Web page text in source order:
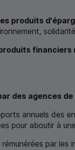
produits
des agences
annuels des
pour aboutir à
par